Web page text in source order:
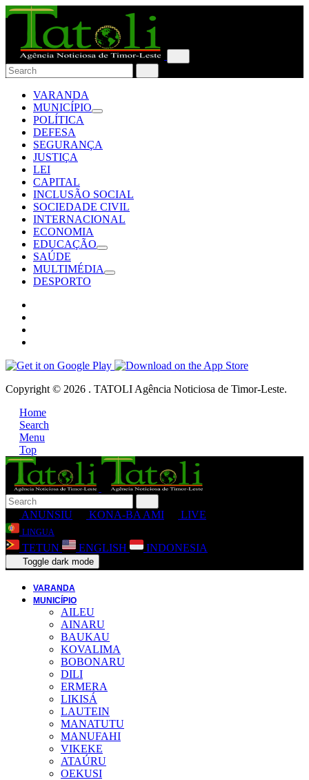
VARANDA
MUNICÍPIO
POLÍTICA
DEFESA
SEGURANÇA
JUSTIÇA
LEI
CAPITAL
INCLUSÃO SOCIAL
SOCIEDADE CIVIL
INTERNACIONAL
ECONOMIA
EDUCAÇÃO
SAÚDE
MULTIMÉDIA
DESPORTO
Copyright © 2026 . TATOLI Agência Noticiosa de Timor-Leste.
Home
Search
Menu
Top
ANUNSIU KONA-BA AMI LIVE
LINGUA
TETUN ENGLISH INDONESIA
Toggle dark mode
VARANDA
MUNICÍPIO
AILEU
AINARU
BAUKAU
KOVALIMA
BOBONARU
DILI
ERMERA
LIKISÁ
LAUTEIN
MANATUTU
MANUFAHI
VIKEKE
ATAÚRU
OEKUSI